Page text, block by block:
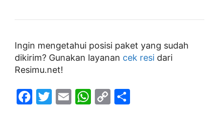
Ingin mengetahui posisi paket yang sudah
dikirim? Gunakan layanan cek resi dari
Resimu.net!
F
T
E
W C